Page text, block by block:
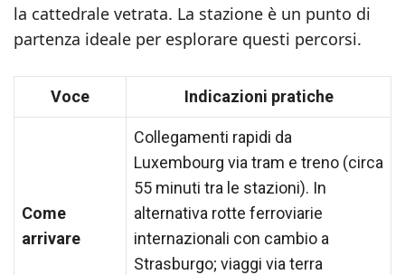
la cattedrale vetrata. La stazione è un punto di
partenza ideale per esplorare questi percorsi.
Voce Indicazioni pratiche
Come
arrivare
Collegamenti rapidi da
Luxembourg via tram e treno (circa
55 minuti tra le stazioni). In
alternativa rotte ferroviarie
internazionali con cambio a
Strasburgo; viaggi via terra